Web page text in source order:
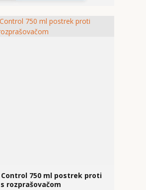
750 ml postrek proti
rozprašovačom